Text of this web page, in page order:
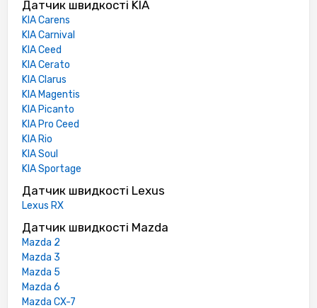
Датчик швидкості KIA
KIA Carens
KIA Carnival
KIA Ceed
KIA Cerato
KIA Clarus
KIA Magentis
KIA Picanto
KIA Pro Ceed
KIA Rio
KIA Soul
KIA Sportage
Датчик швидкості Lexus
Lexus RX
Датчик швидкості Mazda
Mazda 2
Mazda 3
Mazda 5
Mazda 6
Mazda CX-7